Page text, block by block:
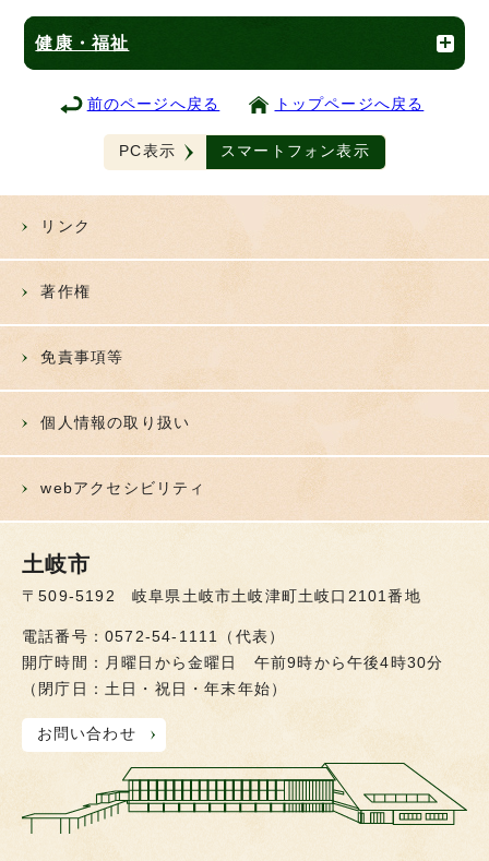
健康・福祉
前のページへ戻る トップページへ戻る
PC表示 スマートフォン表示
リンク
著作権
免責事項等
個人情報の取り扱い
webアクセシビリティ
土岐市
〒509-5192 岐阜県土岐市土岐津町土岐口2101番地
電話番号：0572-54-1111（代表）
開庁時間：月曜日から金曜日 午前9時から午後4時30分
（閉庁日：土日・祝日・年末年始）
お問い合わせ